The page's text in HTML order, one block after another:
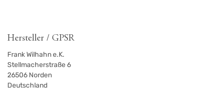
Hersteller / GPSR
Frank Wilhahn e.K.
Stellmacherstraße 6
26506 Norden
Deutschland